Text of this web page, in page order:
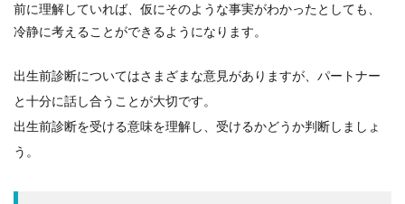
前に理解していれば、仮にそのような事実がわかったとしても、
冷静に考えることができるようになります。
出生前診断についてはさまざまな意見がありますが、パートナー
と十分に話し合うことが大切です。
出生前診断を受ける意味を理解し、受けるかどうか判断しましょ
う。